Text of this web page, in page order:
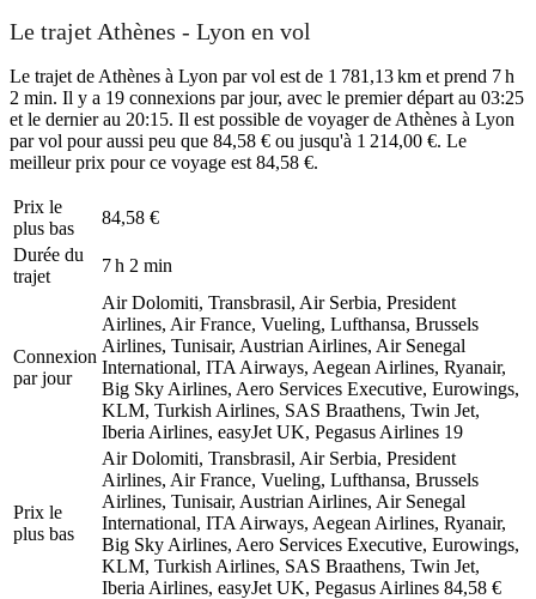
Le trajet Athènes - Lyon en vol
Le trajet de Athènes à Lyon par vol est de 1 781,13 km et prend 7 h
2 min. Il y a 19 connexions par jour, avec le premier départ au 03:25
et le dernier au 20:15. Il est possible de voyager de Athènes à Lyon
par vol pour aussi peu que 84,58 € ou jusqu'à 1 214,00 €. Le
meilleur prix pour ce voyage est 84,58 €.
Prix ​​le
plus bas
84,58 €
Durée du
trajet
7 h 2 min
Connexion
par jour
Air Dolomiti, Transbrasil, Air Serbia, President
Airlines, Air France, Vueling, Lufthansa, Brussels
Airlines, Tunisair, Austrian Airlines, Air Senegal
International, ITA Airways, Aegean Airlines, Ryanair,
Big Sky Airlines, Aero Services Executive, Eurowings,
KLM, Turkish Airlines, SAS Braathens, Twin Jet,
Iberia Airlines, easyJet UK, Pegasus Airlines 19
Prix ​​le
plus bas
Air Dolomiti, Transbrasil, Air Serbia, President
Airlines, Air France, Vueling, Lufthansa, Brussels
Airlines, Tunisair, Austrian Airlines, Air Senegal
International, ITA Airways, Aegean Airlines, Ryanair,
Big Sky Airlines, Aero Services Executive, Eurowings,
KLM, Turkish Airlines, SAS Braathens, Twin Jet,
Iberia Airlines, easyJet UK, Pegasus Airlines 84,58 €